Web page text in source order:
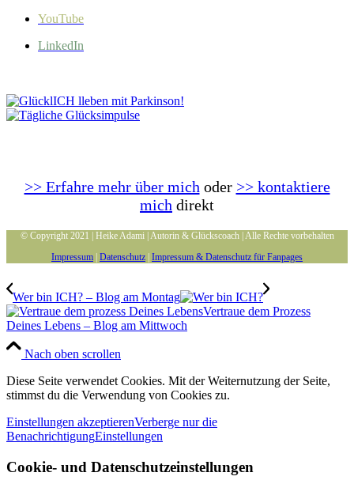
YouTube
LinkedIn
>> Erfahre mehr über mich oder >> kontaktiere
mich direkt
© Copyright 2021 | Heike Adami | Autorin & Glückscoach | Alle Rechte vorbehalten
Impressum Datenschutz Impressum & Datenschutz für Fanpages
Wer bin ICH? – Blog am Montag
Vertraue dem Prozess
Deines Lebens – Blog am Mittwoch
Nach oben scrollen
Diese Seite verwendet Cookies. Mit der Weiternutzung der Seite,
stimmst du die Verwendung von Cookies zu.
Einstellungen akzeptierenVerberge nur die
BenachrichtigungEinstellungen
Cookie- und Datenschutzeinstellungen